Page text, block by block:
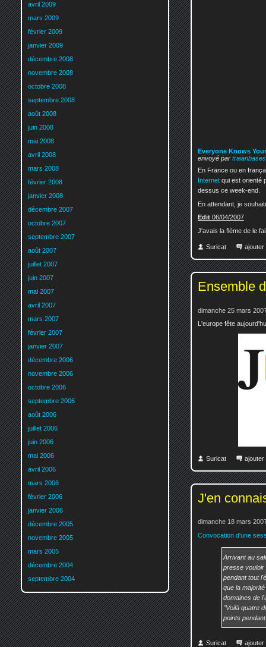
Everyone Knows
envoyé par
En France ou en
Internet qui est orienté
dessus ce week-end.
En attendant, je
Edit 06/04/2007
J'avais la flème de le
Suricat ajouter
Ensemble
dimanche 25 mars
L'europe fête
Suricat ajouter
J'en
dimanche 18 mars
Convocation d'une
Arrivant au
presse vouloir
pendant tout
que la
domaines de
"Voilà quatre
points
Suricat ajouter
avril 2009
mars 2009
février 2009
janvier 2009
décembre 2008
novembre 2008
octobre 2008
septembre 2008
août 2008
juin 2008
mai 2008
avril 2008
mars 2008
février 2008
janvier 2008
décembre 2007
octobre 2007
septembre 2007
août 2007
juillet 2007
juin 2007
mai 2007
avril 2007
mars 2007
février 2007
janvier 2007
décembre 2006
novembre 2006
octobre 2006
septembre 2006
août 2006
juillet 2006
juin 2006
mai 2006
avril 2006
mars 2006
février 2006
janvier 2006
décembre 2005
novembre 2005
mars 2005
décembre 2004
septembre 2004